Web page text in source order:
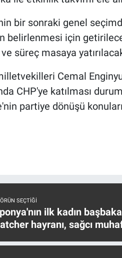
bir sonraki genel
belirlenmesi için
süreç masaya
Cemal
CHP'ye katılması
partiye dönüşü
SEÇTIĞI
ilk kadın
hayranı, sağcı